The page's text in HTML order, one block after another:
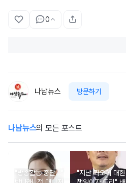
0
나남뉴스 방문하기
나남뉴스의 모든 포스트
"방송활동 중단…"
"지난 과오에 대한